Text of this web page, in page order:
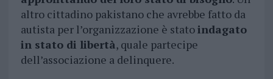
altro cittadino pakistano che avrebbe fatto da
autista per l’organizzazione è statoindagato
in stato di libertà, quale partecipe
dell’associazione a delinquere.